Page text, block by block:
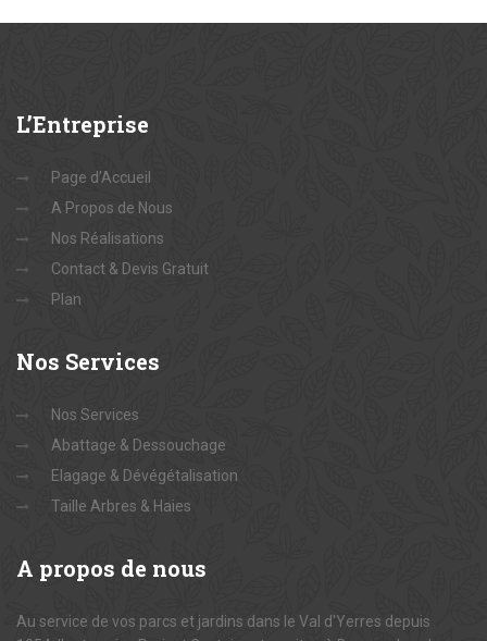
L’Entreprise
Page d’Accueil
A Propos de Nous
Nos Réalisations
Contact & Devis Gratuit
Plan
Nos Services
Nos Services
Abattage & Dessouchage
Elagage & Dévégétalisation
Taille Arbres & Haies
A propos de nous
Au service de vos parcs et jardins dans le Val d'Yerres depuis